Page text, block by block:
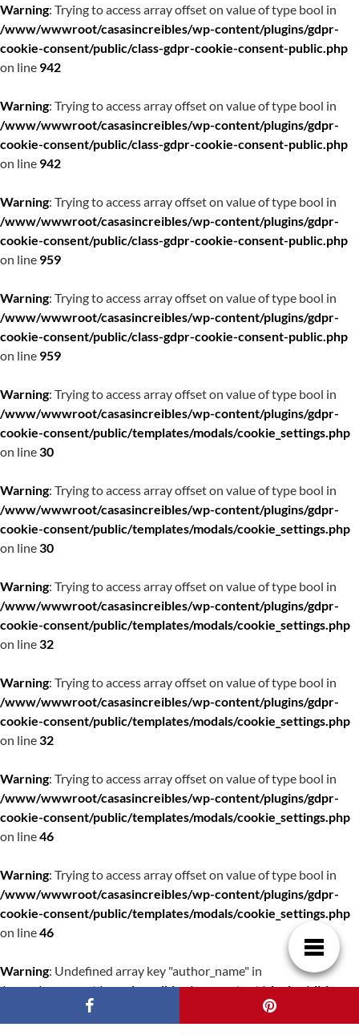
Warning: Trying to access array offset on value of type bool in
/www/wwwroot/casasincreibles/wp-content/plugins/gdpr-
cookie-consent/public/class-gdpr-cookie-consent-public.php
on line 942
Warning: Trying to access array offset on value of type bool in
/www/wwwroot/casasincreibles/wp-content/plugins/gdpr-
cookie-consent/public/class-gdpr-cookie-consent-public.php
on line 942
Warning: Trying to access array offset on value of type bool in
/www/wwwroot/casasincreibles/wp-content/plugins/gdpr-
cookie-consent/public/class-gdpr-cookie-consent-public.php
on line 959
Warning: Trying to access array offset on value of type bool in
/www/wwwroot/casasincreibles/wp-content/plugins/gdpr-
cookie-consent/public/class-gdpr-cookie-consent-public.php
on line 959
Warning: Trying to access array offset on value of type bool in
/www/wwwroot/casasincreibles/wp-content/plugins/gdpr-
cookie-consent/public/templates/modals/cookie_settings.php
on line30
Warning: Trying to access array offset on value of type bool in
/www/wwwroot/casasincreibles/wp-content/plugins/gdpr-
cookie-consent/public/templates/modals/cookie_settings.php
on line30
Warning: Trying to access array offset on value of type bool in
/www/wwwroot/casasincreibles/wp-content/plugins/gdpr-
cookie-consent/public/templates/modals/cookie_settings.php
on line32
Warning: Trying to access array offset on value of type bool in
/www/wwwroot/casasincreibles/wp-content/plugins/gdpr-
cookie-consent/public/templates/modals/cookie_settings.php
on line32
Warning: Trying to access array offset on value of type bool in
/www/wwwroot/casasincreibles/wp-content/plugins/gdpr-
cookie-consent/public/templates/modals/cookie_settings.php
on line46
Warning: Trying to access array offset on value of type bool in
/www/wwwroot/casasincreibles/wp-content/plugins/gdpr-
cookie-consent/public/templates/modals/cookie_settings.php
on line46
Warning: Undefined array key "author_name" in
/www/wwwroot/casasincreibles/wp-content/plugins/all-in-
one-schemaorg-rich-snippets/functions.php
on line